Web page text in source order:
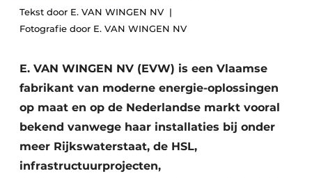
Podcasts
Privacy / Cookie statement
Video’s
Privéklinieken
Tekst door E. VAN WINGEN NV
Fotografie door E. VAN WINGEN NV
E. VAN WINGEN NV (EVW) is een Vlaamse
fabrikant van moderne energie-oplossingen
op maat en op de Nederlandse markt vooral
bekend vanwege haar installaties bij onder
meer Rijkswaterstaat, de HSL,
infrastructuurprojecten,